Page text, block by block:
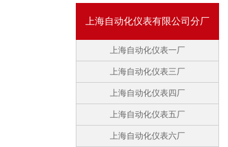
上海自动化仪表有限公司分厂
上海自动化仪表一厂
上海自动化仪表三厂
上海自动化仪表四厂
上海自动化仪表五厂
上海自动化仪表六厂